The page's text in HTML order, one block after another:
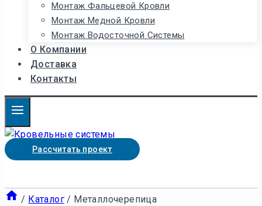
Монтаж Фальцевой Кровли
Монтаж Медной Кровли
Монтаж Водосточной Системы
О Компании
Доставка
Контакты
Рассчитать проект
/ Каталог / Металлочерепица